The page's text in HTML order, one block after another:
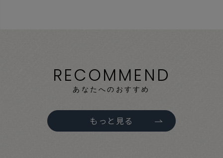
RECOMMEND
あなたへのおすすめ
もっと見る